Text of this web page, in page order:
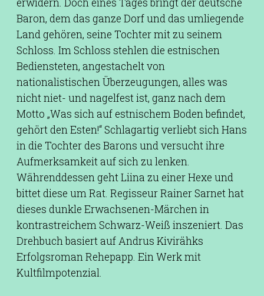
Baron, dem das ganze Dorf und das umliegende
Land gehören, seine Tochter mit zu seinem
Schloss. Im Schloss stehlen die estnischen
Bediensteten, angestachelt von
nationalistischen Überzeugungen, alles was
nicht niet- und nagelfest ist, ganz nach dem
Motto „Was sich auf estnischem Boden befindet,
gehört den Esten!“ Schlagartig verliebt sich Hans
in die Tochter des Barons und versucht ihre
Aufmerksamkeit auf sich zu lenken.
Währenddessen geht Liina zu einer Hexe und
bittet diese um Rat. Regisseur Rainer Sarnet hat
dieses dunkle Erwachsenen-Märchen in
kontrastreichem Schwarz-Weiß inszeniert. Das
Drehbuch basiert auf Andrus Kivirähks
Erfolgsroman Rehepapp. Ein Werk mit
Kultfilmpotenzial.